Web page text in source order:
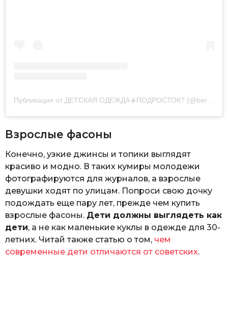
Публикация от ДЕТСКАЯ ОДЕЖДА☀️ПОДРОСТОК? (@berry.kids.ua)
Взрослые фасоны
Конечно, узкие джинсы и топики выглядят
красиво и модно. В таких кумиры молодежи
фотографируются для журналов, а взрослые
девушки ходят по улицам. Попроси свою дочку
подождать еще пару лет, прежде чем купить
взрослые фасоны. Дети должны выглядеть как
дети, а не как маленькие куклы в одежде для 30-
летних. Читай также статью о том, чем
современные дети отличаются от советских.